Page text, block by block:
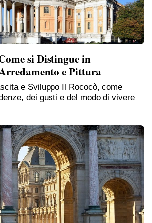
si Distingue in
e Pittura
e Sviluppo Il Rococò, come
dei gusti e del modo di vivere